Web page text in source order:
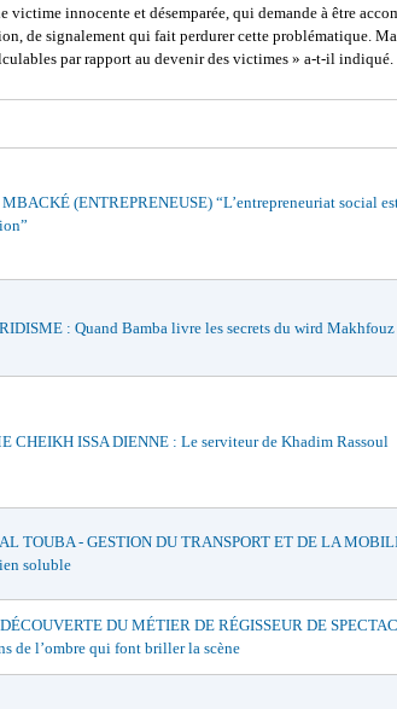
victime innocente et désemparée, qui demande à être
de signalement qui fait perdurer cette problématique.
par rapport au devenir des victimes » a-t-il indiqué.
(ENTREPRENEUSE) “L’entrepreneuriat social
: Quand Bamba livre les secrets du wird Makhfouz
CHEIKH ISSA DIENNE : Le serviteur de Khadim Rassoul
TOUBA - GESTION DU TRANSPORT ET DE LA
soluble
DU MÉTIER DE RÉGISSEUR DE
de l’ombre qui font briller la scène